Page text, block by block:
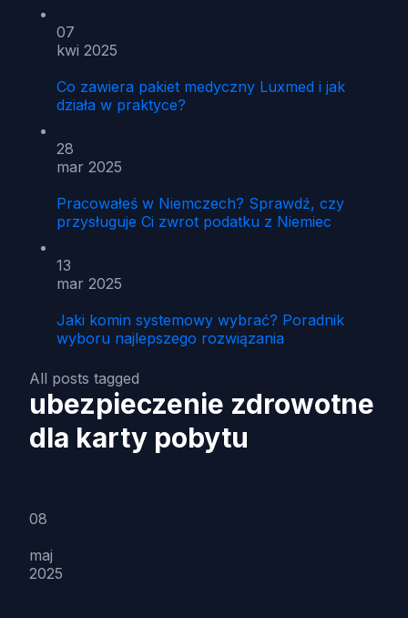
07
kwi 2025
Co zawiera pakiet medyczny Luxmed i jak
działa w praktyce?
28
mar 2025
Pracowałeś w Niemczech? Sprawdź, czy
przysługuje Ci zwrot podatku z Niemiec
13
mar 2025
Jaki komin systemowy wybrać? Poradnik
wyboru najlepszego rozwiązania
All posts tagged
ubezpieczenie zdrowotne
dla karty pobytu
08
maj
2025